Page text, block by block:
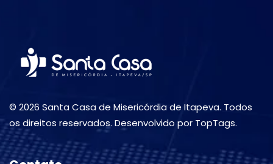
© 2026 Santa Casa de Misericórdia de Itapeva. Todos
os direitos reservados. Desenvolvido por TopTags.